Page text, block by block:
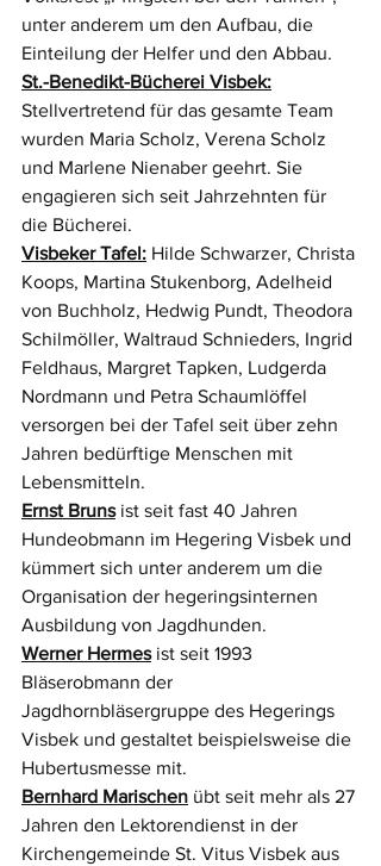
unter anderem um den Aufbau, die
Einteilung der Helfer und den Abbau.
St.-Benedikt-Bücherei Visbek:
Stellvertretend für das gesamte Team
wurden Maria Scholz, Verena Scholz
und Marlene Nienaber geehrt. Sie
engagieren sich seit Jahrzehnten für
die Bücherei.
Visbeker Tafel: Hilde Schwarzer, Christa
Koops, Martina Stukenborg, Adelheid
von Buchholz, Hedwig Pundt, Theodora
Schilmöller, Waltraud Schnieders, Ingrid
Feldhaus, Margret Tapken, Ludgerda
Nordmann und Petra Schaumlöffel
versorgen bei der Tafel seit über zehn
Jahren bedürftige Menschen mit
Lebensmitteln.
Ernst Bruns ist seit fast 40 Jahren
Hundeobmann im Hegering Visbek und
kümmert sich unter anderem um die
Organisation der hegeringsinternen
Ausbildung von Jagdhunden.
Werner Hermes ist seit 1993
Bläserobmann der
Jagdhornbläsergruppe des Hegerings
Visbek und gestaltet beispielsweise die
Hubertusmesse mit.
Bernhard Marischen übt seit mehr als 27
Jahren den Lektorendienst in der
Kirchengemeinde St. Vitus Visbek aus